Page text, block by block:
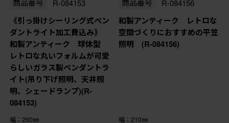
商品番号 R-084153
《引っ掛けシーリング式ペン
ダントライト加工費込み》
和製アンティーク 球体型
レトロな丸いフォルムが可愛
らしいガラス製ペンダントラ
イト(吊り下げ照明、天井照
明、シェードランプ)(R-
084153)
幅：260㎜
商品番号 R-084156
和製アンティーク レトロな
空間づくりにおすすめの平笠
照明 (R-084156)
幅：210㎜